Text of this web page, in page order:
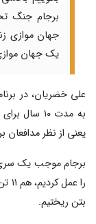
برجام جنگ
جهان موازی
یک جهان
علی خضریان، در
به مدت ۱۰
یعنی از نظر مدافعان برجام هم ۸۰
بتن ریختیم.